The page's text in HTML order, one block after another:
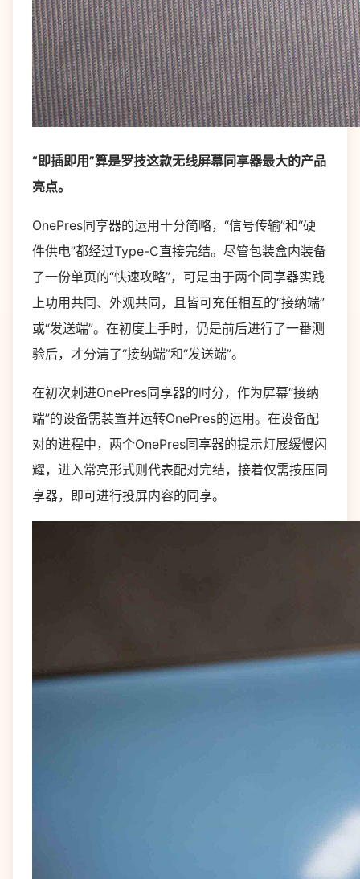
“即插即用”算是罗技这款无线屏幕同享器最大的产品
亮点。
OnePres同享器的运用十分简略，“信号传输”和“硬
件供电”都经过Type-C直接完结。尽管包装盒内装备
了一份单页的“快速攻略”，可是由于两个同享器实践
上功用共同、外观共同，且皆可充任相互的“接纳端”
或“发送端”。在初度上手时，仍是前后进行了一番测
验后，才分清了“接纳端”和“发送端”。
在初次刺进OnePres同享器的时分，作为屏幕“接纳
端”的设备需装置并运转OnePres的运用。在设备配
对的进程中，两个OnePres同享器的提示灯展缓慢闪
耀，进入常亮形式则代表配对完结，接着仅需按压同
享器，即可进行投屏内容的同享。